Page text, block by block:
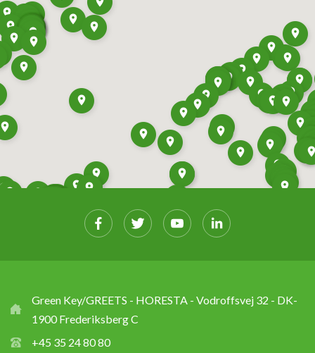
Green Key/GREETS - HORESTA - Vodroffsvej 32 - DK-
1900 Frederiksberg C
+45 35 24 80 80